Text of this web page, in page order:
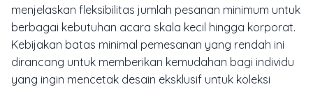
menjelaskan fleksibilitas jumlah pesanan minimum untuk
berbagai kebutuhan acara skala kecil hingga korporat.
Kebijakan batas minimal pemesanan yang rendah ini
dirancang untuk memberikan kemudahan bagi individu
yang ingin mencetak desain eksklusif untuk koleksi